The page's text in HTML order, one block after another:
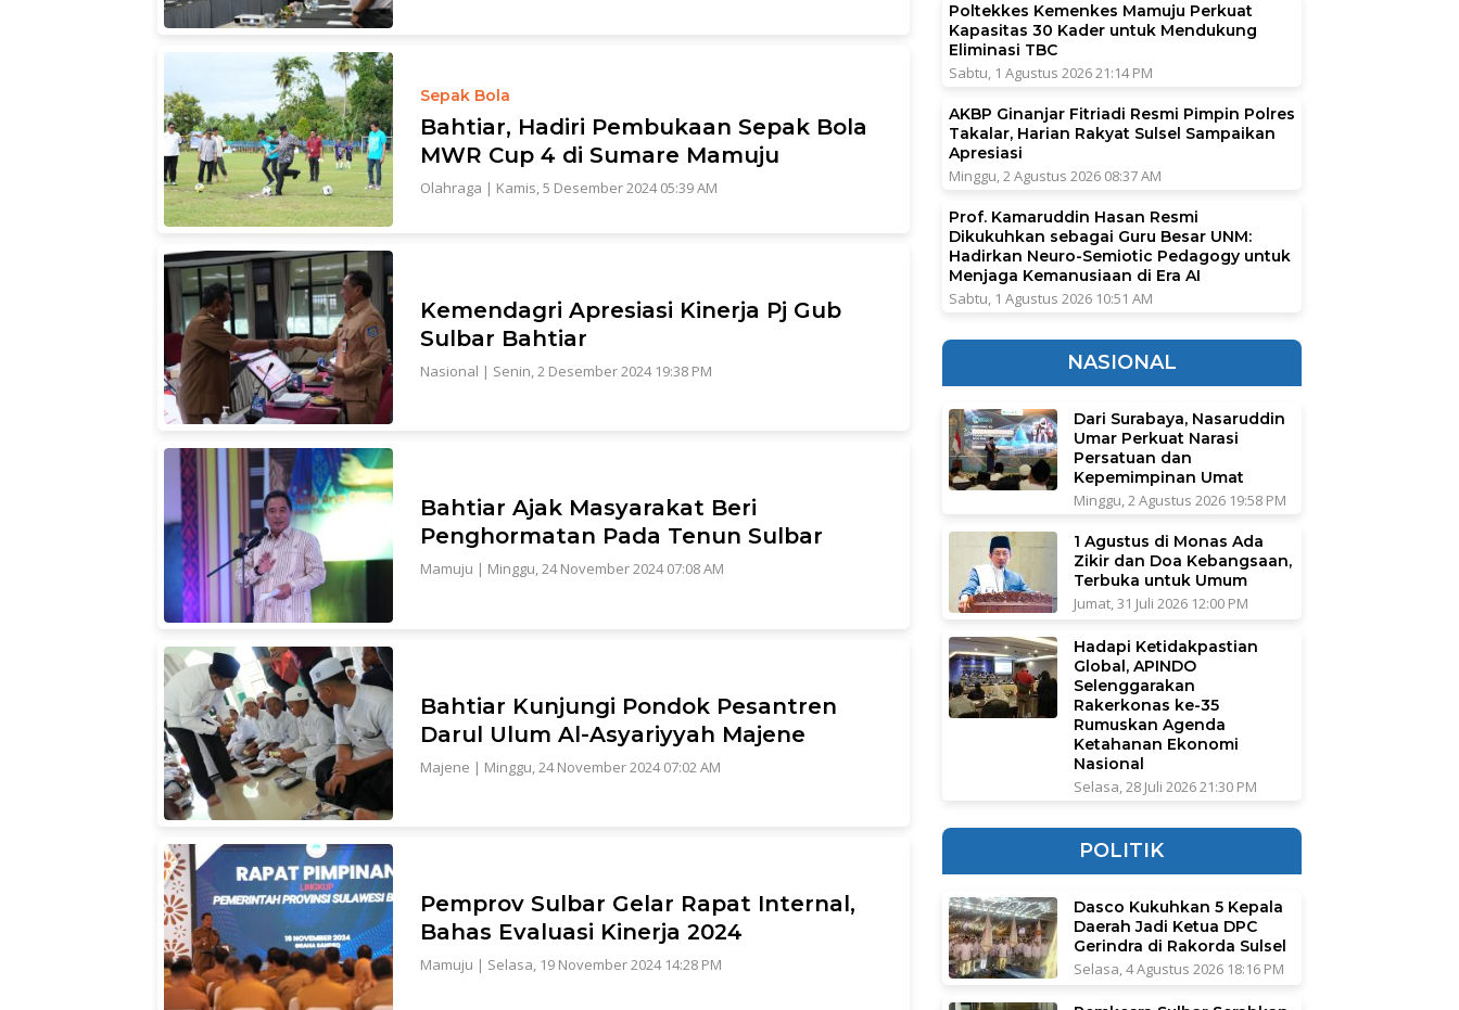
Sepak Bola
Bahtiar, Hadiri Pembukaan Sepak Bola
MWR Cup 4 di Sumare Mamuju
Olahraga | Kamis, 5 Desember 2024 05:39 AM
Kemendagri Apresiasi Kinerja Pj Gub
Sulbar Bahtiar
Nasional | Senin, 2 Desember 2024 19:38 PM
Bahtiar Ajak Masyarakat Beri
Penghormatan Pada Tenun Sulbar
Mamuju | Minggu, 24 November 2024 07:08 AM
Bahtiar Kunjungi Pondok Pesantren
Darul Ulum Al-Asyariyyah Majene
Majene | Minggu, 24 November 2024 07:02 AM
Pemprov Sulbar Gelar Rapat Internal,
Bahas Evaluasi Kinerja 2024
Mamuju | Selasa, 19 November 2024 14:28 PM
Poltekkes Kemenkes Mamuju Perkuat
Kapasitas 30 Kader untuk Mendukung
Eliminasi TBC
Sabtu, 1 Agustus 2026 21:14 PM
AKBP Ginanjar Fitriadi Resmi Pimpin Polres
Takalar, Harian Rakyat Sulsel Sampaikan
Apresiasi
Minggu, 2 Agustus 2026 08:37 AM
Prof. Kamaruddin Hasan Resmi
Dikukuhkan sebagai Guru Besar UNM:
Hadirkan Neuro-Semiotic Pedagogy untuk
Menjaga Kemanusiaan di Era AI
Sabtu, 1 Agustus 2026 10:51 AM
NASIONAL
Dari Surabaya, Nasaruddin
Umar Perkuat Narasi
Persatuan dan
Kepemimpinan Umat
Minggu, 2 Agustus 2026 19:58 PM
1 Agustus di Monas Ada
Zikir dan Doa Kebangsaan,
Terbuka untuk Umum
Jumat, 31 Juli 2026 12:00 PM
Hadapi Ketidakpastian
Global, APINDO
Selenggarakan
Rakerkonas ke-35
Rumuskan Agenda
Ketahanan Ekonomi
Nasional
Selasa, 28 Juli 2026 21:30 PM
POLITIK
Dasco Kukuhkan 5 Kepala
Daerah Jadi Ketua DPC
Gerindra di Rakorda Sulsel
Selasa, 4 Agustus 2026 18:16 PM